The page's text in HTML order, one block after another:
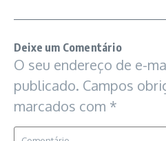
Deixe um Comentário
O seu endereço de e-
publicado. Campos
marcados com *